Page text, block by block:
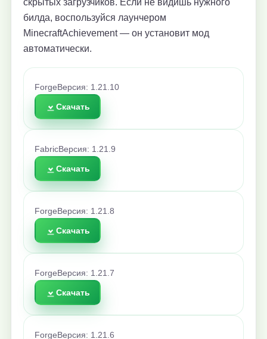
скрытых загрузчиков. Если не видишь нужного
билда, воспользуйся лаунчером
MinecraftAchievement — он установит мод
автоматически.
Forge Версия: 1.21.10
Скачать
FabricВерсия: 1.21.9
Скачать
Forge Версия: 1.21.8
Скачать
Forge Версия: 1.21.7
Скачать
Forge Версия: 1.21.6